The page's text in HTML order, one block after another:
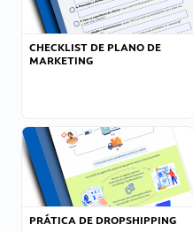
CHECKLIST DE PLANO DE
MARKETING
PRÁTICA DE DROPSHIPPING